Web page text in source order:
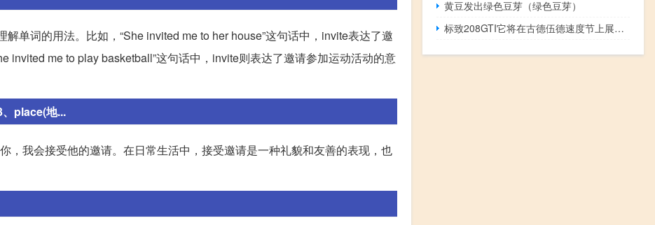
单词的用法。比如，“She invited me to her house”这句话中，invite表达了邀
invited me to play basketball”这句话中，invite则表达了邀请参加运动活动的意
place(地...
，我会接受他的邀请。在日常生活中，接受邀请是一种礼貌和友善的表现，也
黄豆发出绿色豆芽（绿色豆芽）
标致208GTI它将在古德伍德速度节上展示袖珍火箭